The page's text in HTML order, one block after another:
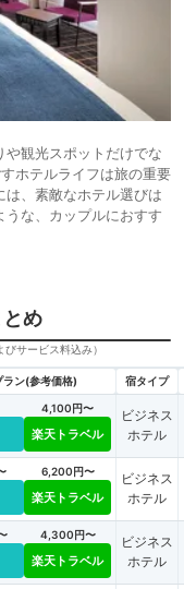
や観光スポットだけでな
ホテルライフは旅の重要
、素敵なホテル選びは
な、カップルにおすす
め
サービス料込み）
ラン(参考価格) 宿タイプ
4,100円〜
楽天トラベル
ビジネス
ホテル
6,200円〜
楽天トラベル
ビジネス
ホテル
4,300円〜
楽天トラベル
ビジネス
ホテル